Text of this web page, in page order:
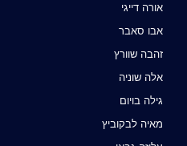
אורה דייגי
אבו סאבר
זהבה שוורץ
אלה שוניה
גילה בויום
מאיה לבקוביץ